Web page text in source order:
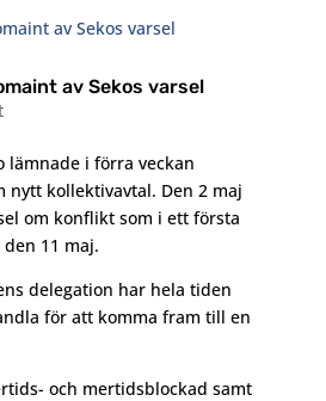
av Sekos varsel
lämnade i förra veckan
nytt kollektivavtal. Den 2 maj
om konflikt som i ett första
11 maj.
delegation har hela tiden
för att komma fram till en
och mertidsblockad samt